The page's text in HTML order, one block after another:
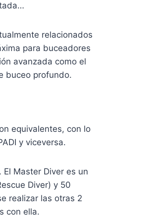
relacionados
para buceadores
avanzada como el
buceo profundo.
equivalentes, con lo
y viceversa.
Master Diver es un
Diver) y 50
realizar las otras 2
con ella.